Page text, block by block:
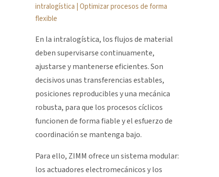
intralogística | Optimizar procesos de forma
flexible
En la intralogística, los flujos de material
deben supervisarse continuamente,
ajustarse y mantenerse eficientes. Son
decisivos unas transferencias estables,
posiciones reproducibles y una mecánica
robusta, para que los procesos cíclicos
funcionen de forma fiable y el esfuerzo de
coordinación se mantenga bajo.
Para ello, ZIMM ofrece un sistema modular:
los actuadores electromecánicos y los